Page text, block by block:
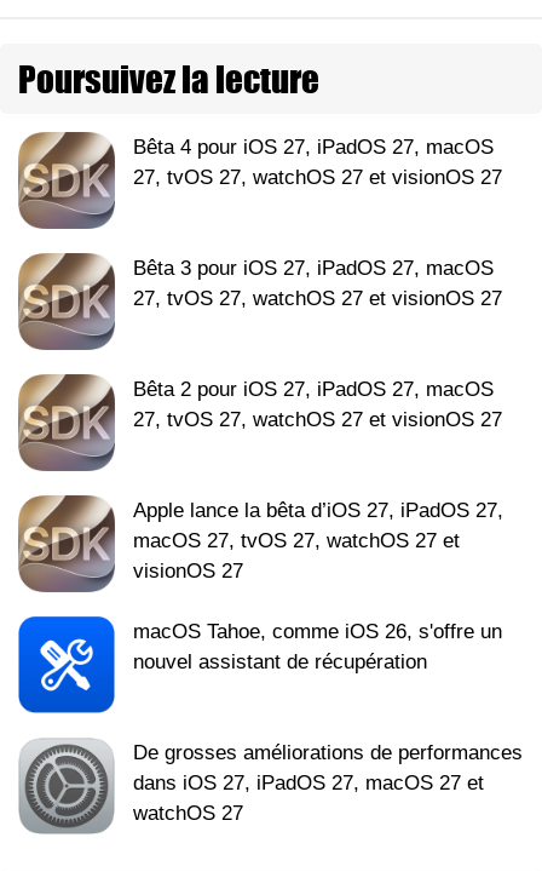
Poursuivez la lecture
Bêta 4 pour iOS 27, iPadOS 27, macOS
27, tvOS 27, watchOS 27 et visionOS 27
Bêta 3 pour iOS 27, iPadOS 27, macOS
27, tvOS 27, watchOS 27 et visionOS 27
Bêta 2 pour iOS 27, iPadOS 27, macOS
27, tvOS 27, watchOS 27 et visionOS 27
Apple lance la bêta d’iOS 27, iPadOS 27,
macOS 27, tvOS 27, watchOS 27 et
visionOS 27
macOS Tahoe, comme iOS 26, s'offre un
nouvel assistant de récupération
De grosses améliorations de performances
dans iOS 27, iPadOS 27, macOS 27 et
watchOS 27